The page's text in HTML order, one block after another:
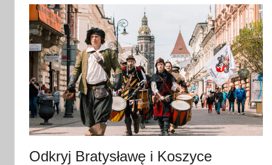
i
p
c
a
0
2
Odkryj Bratysławę i Koszyce